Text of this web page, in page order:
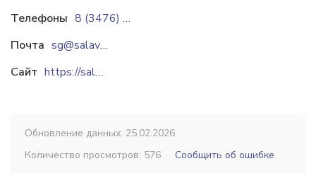
Телефоны
8 (3476) 38-84-00
Почта
sg@salavatgidravlika.ru
Сайт
https://salavatgidravlika.ru
Обновление данных: 25.02.2026
Количество просмотров: 576
Сообщить об ошибке